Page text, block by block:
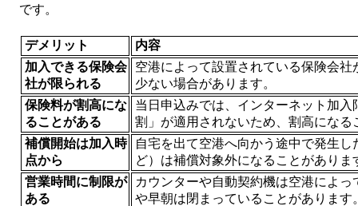
です。
デメリット
内容
加入できる保険会
社が限られる
空港によって設置されている保険会
少ない場合があります。
保険料が割高にな
ることがある
当日申込みでは、インターネット加
割」が適用されないため、割高になる
補償開始は加入時
点から
自宅を出て空港へ向かう途中で発生
ど）は補償対象外になることがありま
営業時間に制限が
ある
カウンターや自動契約機は空港によ
や早朝は閉まっていることがあります